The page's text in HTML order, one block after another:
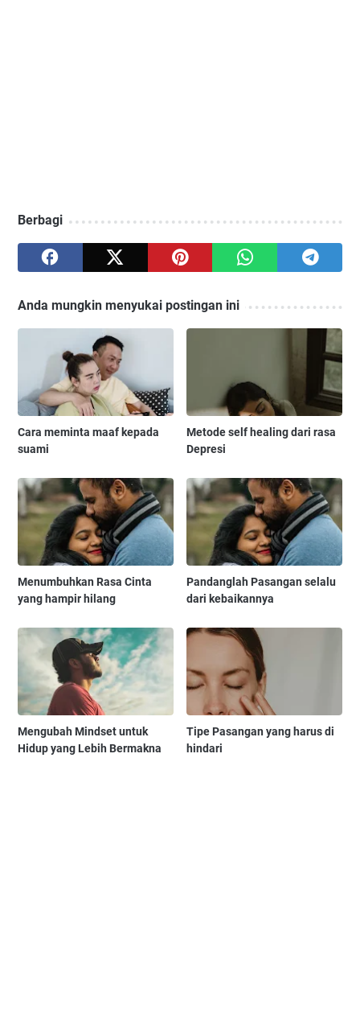
Berbagi
Anda mungkin menyukai postingan ini
Cara meminta maaf kepada
suami
Metode self healing dari rasa
Depresi
Menumbuhkan Rasa Cinta
yang hampir hilang
Pandanglah Pasangan selalu
dari kebaikannya
Mengubah Mindset untuk
Hidup yang Lebih Bermakna
Tipe Pasangan yang harus di
hindari